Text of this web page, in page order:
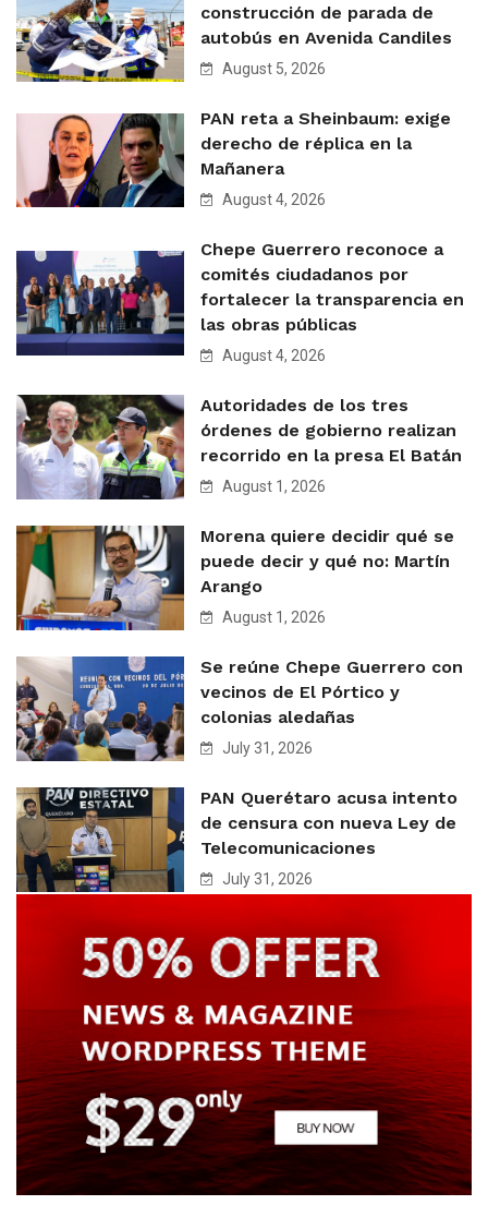
construcción de parada de
autobús en Avenida Candiles
August 5, 2026
PAN reta a Sheinbaum: exige
derecho de réplica en la
Mañanera
August 4, 2026
Chepe Guerrero reconoce a
comités ciudadanos por
fortalecer la transparencia en
las obras públicas
August 4, 2026
Autoridades de los tres
órdenes de gobierno realizan
recorrido en la presa El Batán
August 1, 2026
Morena quiere decidir qué se
puede decir y qué no: Martín
Arango
August 1, 2026
Se reúne Chepe Guerrero con
vecinos de El Pórtico y
colonias aledañas
July 31, 2026
PAN Querétaro acusa intento
de censura con nueva Ley de
Telecomunicaciones
July 31, 2026